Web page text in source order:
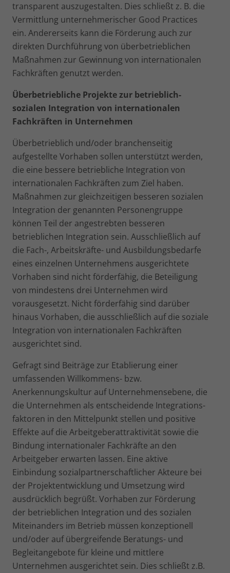
trans­parent auszugestalten. Dies schließt z. B. die
Vermittlung unternehmerischer Good Practices
ein. Andererseits kann die Förderung auch zur
direkten Durchführung von überbetrieb­lichen
Maßnahmen zur Gewinnung von internationalen
Fach­kräften genutzt werden.
Überbetriebliche Projekte zur betrieblich-
sozialen Integra­tion von internationalen
Fachkräften in Unternehmen
Überbetrieblich und/oder branchenseitig
aufgestellte Vor­haben sollen unterstützt werden,
die eine bessere betriebliche Integration von
internationalen Fachkräften zum Ziel haben.
Maßnahmen zur gleichzeitigen besseren sozialen
Integration der genannten Personengruppe
können Teil der angestrebten besseren
betrieblichen Integration sein. Ausschließlich auf
die Fach-, Arbeitskräfte- und Ausbildungsbedarfe
eines einzelnen Unternehmens ausgerichtete
Vorhaben sind nicht förderfähig, die Beteiligung
von mindestens drei Unternehmen wird
vorausgesetzt. Nicht förderfähig sind darüber
hinaus Vor­haben, die ausschließlich auf die soziale
Integration von inter­nationalen Fachkräften
ausgerichtet sind.
Gefragt sind Beiträge zur Etablierung einer
umfassenden Will­kommens- bzw.
Anerkennungskultur auf Unternehmens­ebene, die
die Unternehmen als entscheidende Integrations­
faktoren in den Mittelpunkt stellen und positive
Effekte auf die Arbeitgeberattraktivität sowie die
Bindung internationaler Fachkräfte an den
Arbeitgeber erwarten lassen. Eine aktive
Einbindung sozialpartnerschaftlicher Akteure bei
der Projekt­entwicklung und Umsetzung wird
ausdrücklich begrüßt. Vor­haben zur Förderung
der betrieblichen Integration und des sozialen
Miteinanders im Betrieb müssen konzeptionell
und/oder auf übergreifende Beratungs- und
Begleitangebote für kleine und mittlere
Unternehmen ausgerichtet sein. Dies schließt z.B.